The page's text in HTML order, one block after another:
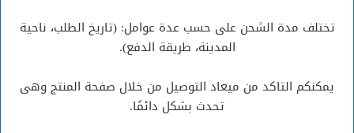
تختلف مدة الشحن على حسب عدة عوامل: (تاريخ الطلب، ناحية
المدينة، طريقة الدفع).
يمكنكم التاكد من ميعاد التوصيل من خلال صفحة المنتج وهى
تحدث بشكل دائمًا.